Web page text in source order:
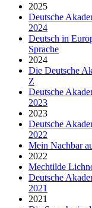
2025
Deutsche
2024
Deutsch in
Sprache
2024
Die Deutsche
Z
Deutsche
2023
2023
Deutsche
2022
Mein Nachbar
2022
Mechtilde
Deutsche
2021
2021